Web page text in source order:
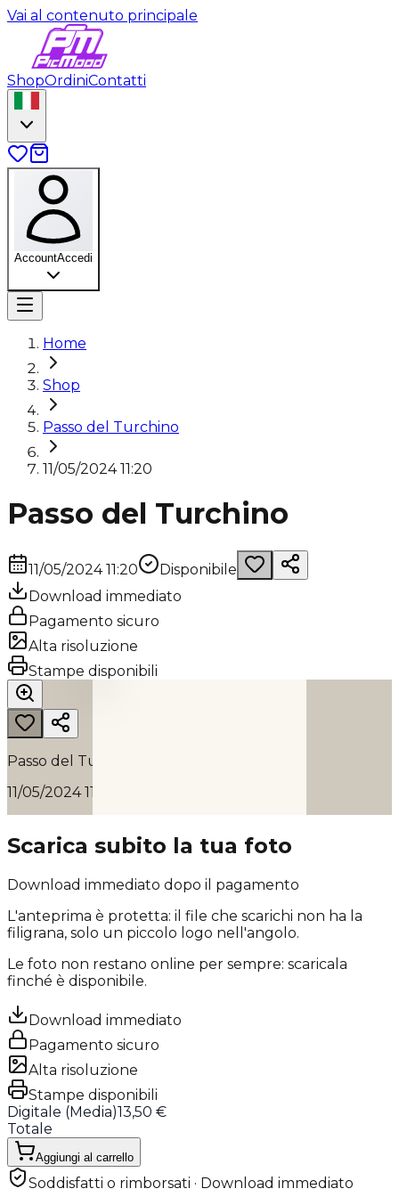
Vai al contenuto principale
ShopOrdiniContatti
AccountAccedi
Home
Shop
Passo del Turchino
11/05/2024 11:20
Passo del Turchino
11/05/2024 11:20
Disponibile
Download immediato
Pagamento sicuro
Alta risoluzione
Stampe disponibili
Passo del Turchino
11/05/2024 11:20
Scarica subito la tua foto
Download immediato dopo il pagamento
L'anteprima è protetta: il file che scarichi non ha la
filigrana, solo un piccolo logo nell'angolo.
Le foto non restano online per sempre: scaricala
finché è disponibile.
Download immediato
Pagamento sicuro
Alta risoluzione
Stampe disponibili
Digitale (Media)13,50 €
Totale
Aggiungi al carrello
Soddisfatti o rimborsati · Download immediato